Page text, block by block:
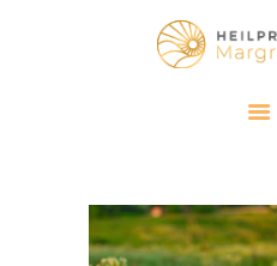
HEILPRAXIS
Klassische
KLASSISCHE
ACHTSAMKEIT